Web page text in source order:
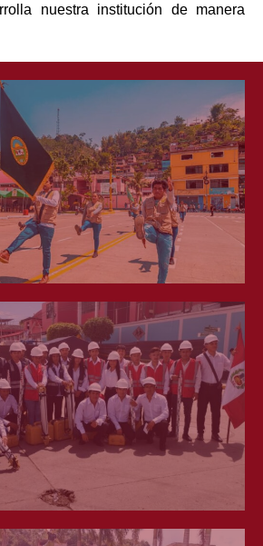
nuestra institución de manera